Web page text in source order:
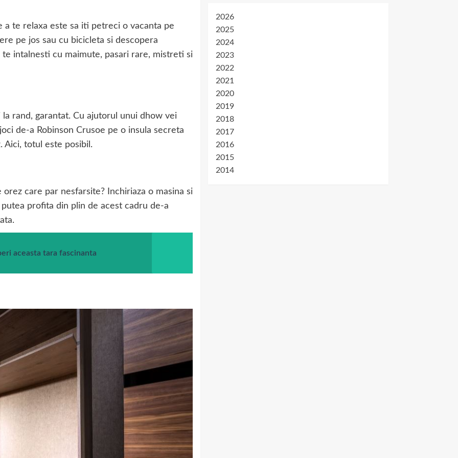
te relaxa este sa iti petreci o vacanta pe
pe jos sau cu bicicleta si descopera
intalnesti cu maimute, pasari rare, mistreti si
rand, garantat. Cu ajutorul unui dhow vei
de-a Robinson Crusoe pe o insula secreta
Aici, totul este posibil.
care par nesfarsite? Inchiriaza o masina si
profita din plin de acest cadru de-a
aceasta tara fascinanta
2026
2025
2024
2023
2022
2021
2020
2019
2018
2017
2016
2015
2014